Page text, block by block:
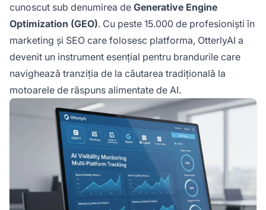
cunoscut sub denumirea de Generative Engine
Optimization (GEO). Cu peste 15.000 de profesioniști în
marketing și SEO care folosesc platforma, OtterlyAI a
devenit un instrument esențial pentru brandurile care
navighează tranziția de la căutarea tradițională la
motoarele de răspuns alimentate de AI.